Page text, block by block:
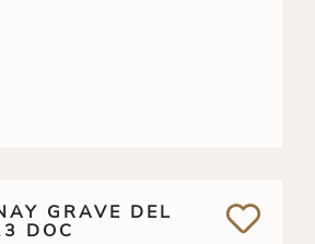
GRAVE DEL
DOC